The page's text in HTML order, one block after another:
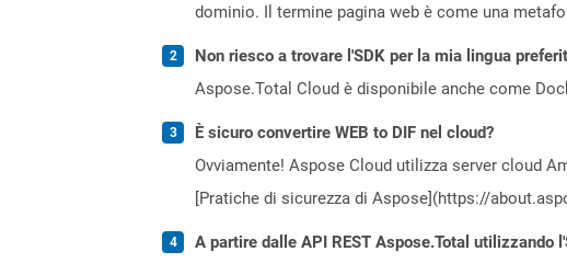
dominio. Il termine pagina web è come una
Non riesco a trovare l'SDK per la mia lingua
Aspose.Total Cloud è disponibile anche come
È sicuro convertire WEB to DIF nel cloud?
Ovviamente! Aspose Cloud utilizza server cloud
[Pratiche di sicurezza di Aspose](https://
A partire dalle API REST Aspose.Total utilizzando